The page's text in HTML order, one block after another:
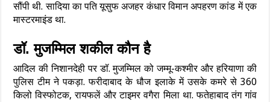
सौंपी थी. सादिया का पति यूसुफ अजहर कंधार विमान अपहरण कांड में एक
मास्टरमाइंड था.
डॉ. मुजम्मिल शकील कौन है
आदिल की निशानदेही पर डॉ. मुजम्मिल को जम्मू-कश्मीर और हरियाणा की
पुलिस टीम ने पकड़ा. फरीदाबाद के धौज इलाके में उसके कमरे से 360
किलो विस्फोटक, रायफलें और टाइमर वगैरा मिला था. फतेहाबाद तंग गांव